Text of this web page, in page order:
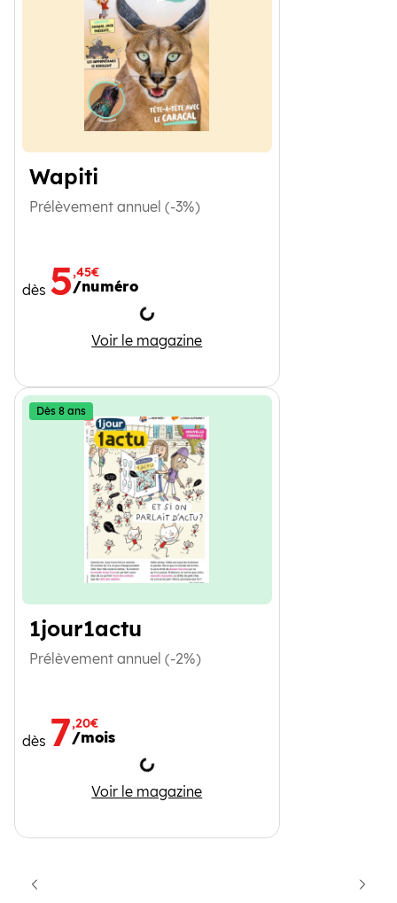
Wapiti
Prélèvement annuel (-3%)
dès 5,45€
/numéro
Chargement
Voir le magazine
Wapiti
1jour1actu
Dès 8 ans
Prélèvement annuel (-2%)
dès 7,20€
/mois
Chargement
Voir le magazine
1jour1actu